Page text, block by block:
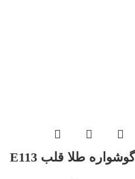
گوشواره طلا قلب E113